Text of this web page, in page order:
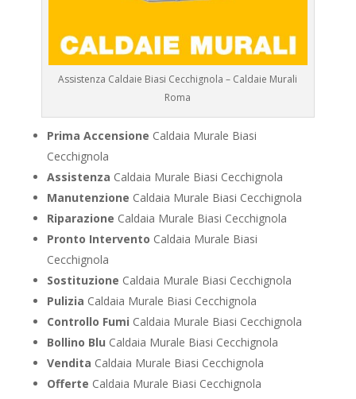
Assistenza Caldaie Biasi Cecchignola – Caldaie Murali
Roma
Prima Accensione Caldaia Murale Biasi
Cecchignola
Assistenza Caldaia Murale Biasi Cecchignola
Manutenzione Caldaia Murale Biasi Cecchignola
Riparazione Caldaia Murale Biasi Cecchignola
Pronto Intervento Caldaia Murale Biasi
Cecchignola
Sostituzione Caldaia Murale Biasi Cecchignola
Pulizia Caldaia Murale Biasi Cecchignola
Controllo Fumi Caldaia Murale Biasi Cecchignola
Bollino Blu Caldaia Murale Biasi Cecchignola
Vendita Caldaia Murale Biasi Cecchignola
Offerte Caldaia Murale Biasi Cecchignola